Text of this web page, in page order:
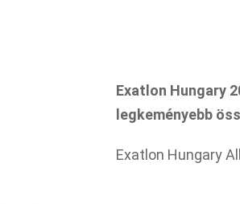
Exatlon Hungary
legkeményebb
Exatlon Hungary